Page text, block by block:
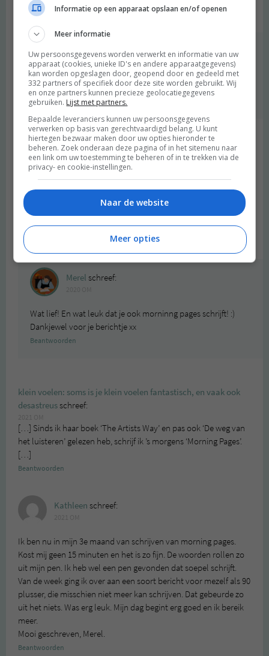
Beantwoorden
Merelschreef:
2020 OM
Hebben ze inderdaad, maar dat werkte niet voor mij :)
Beantwoorden
Stephschreef:
2020 OM
Goeiemorgen Merel, Na het schrijven van mijn ochtendpages
dacht ik, ik dank Merel even om hier een stukje over te schrijven.
Ik heb het boek nog niet gelezen maar je artikel zette me sinds 4
dagen wel aan tot ochtendschrijven. En wat een fijne ervaring!
Dus dankjewel hiervoor! Liefs, Steph
Beantwoorden
Merel schreef:
Wat lief! En wat leuk dat je ook morninng pages schrijft! :)
Dankjewel voor je berichtje xx
Beantwoorden
klein voelen: soms is je klein voelen fantastisch, en vaak ook
desastreusschreef:
[…] Sinds ik haar boek ‘The Artists Way’ en pas ook ‘De weg van
het luisteren’ gelezen heb, schrijf ik ’s morgens ‘Morning Pages’.
[…]
Beantwoorden
Kathleen schreef:
Ik ben nu in mijn 3e maand van schrijven van morning pages.
Kost mij geen 15 minuten en het is zo fijn. De woorden rollen zo
uit mijn pen. Ik heb wel een pen gevonden dat soepel schrijft.
Van de week ging ik over aan een soort bericht voor mezelf als 90
plusser, die misschien niet meer kan schrijven. Dat gebeurde zo
uit het niets. Was erg leuk. Mijn dag begint erg goed en ik bereik
meer.
Mooi geschreven, Merel.
Beantwoorden
Informatie op een apparaat opslaan en/of openen
Meer informatie
Uw persoonsgegevens worden verwerkt en informatie van uw
apparaat (cookies, unieke ID's en andere apparaatgegevens)
kan worden opgeslagen door, geopend door en gedeeld met
332 partners of specifiek door deze site worden gebruikt. Wij
en onze partners kunnen precieze geolocatiegegevens
gebruiken. Lijst met partners.
Bepaalde leveranciers kunnen uw persoonsgegevens
verwerken op basis van gerechtvaardigd belang. U kunt
hiertegen bezwaar maken door uw opties hieronder te
beheren. Zoek onderaan deze pagina of in het sitemenu naar
een link om uw toestemming te beheren of in te trekken via de
privacy- en cookie-instellingen.
Naar de website
Meer opties